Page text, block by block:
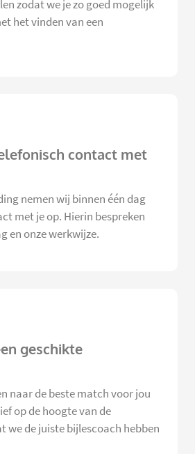
zodat we je zo goed mogelijk
het vinden van een
contact met
nemen wij binnen één dag
met je op. Hierin bespreken
en onze werkwijze.
geschikte
naar de beste match voor jou
op de hoogte van de
de juiste bijlescoach hebben